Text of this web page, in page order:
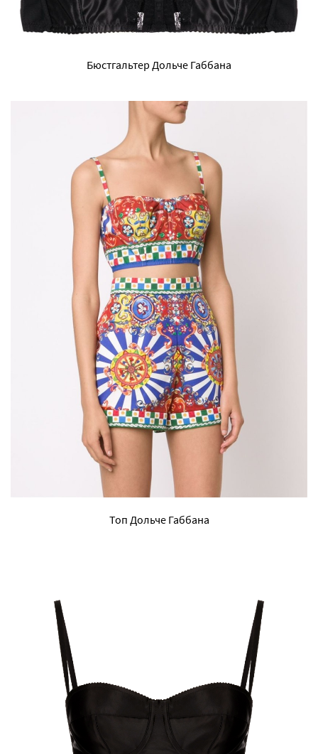
Бюстгальтер Дольче Габбана
Топ Дольче Габбана